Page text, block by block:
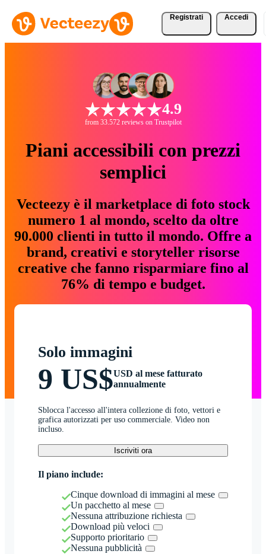
Registrati Accedi
4.9
from 33.572 reviews on Trustpilot
Piani accessibili con prezzi
semplici
Vecteezy è il marketplace di foto stock
numero 1 al mondo, scelto da oltre
90.000 clienti in tutto il mondo. Offre a
brand, creativi e storyteller risorse
creative che fanno risparmiare fino al
76% di tempo e budget.
Solo immagini
9 US$USD al mese fatturato
annualmente
Sblocca l'accesso all'intera collezione di foto, vettori e
grafica autorizzati per uso commerciale. Video non
incluso.
Iscriviti ora
Il piano include:
Cinque download di immagini al mese
Un pacchetto al mese
Nessuna attribuzione richiesta
Download più veloci
Supporto prioritario
Nessuna pubblicità